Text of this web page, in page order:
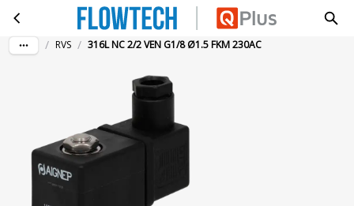
Ga naar hoofdinhoud316L NC 2/2 VEN G1/8 Ø1.5 FKM 230AC
/ RVS / 316L NC 2/2 VEN G1/8 Ø1.5 FKM 230AC